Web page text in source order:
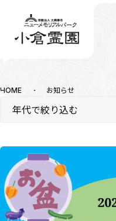
お知らせ
サイト内の現在地
HOME お知らせ